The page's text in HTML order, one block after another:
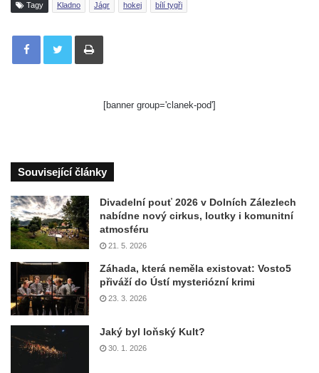
Tagy Kladno Jágr hokej bílí tygři
Tisknout
[banner group='clanek-pod']
Související články
Divadelní pouť 2026 v Dolních Zálezlech
nabídne nový cirkus, loutky i komunitní
atmosféru
21. 5. 2026
Záhada, která neměla existovat: Vosto5
přiváží do Ústí mysteriózní krimi
23. 3. 2026
Jaký byl loňský Kult?
30. 1. 2026